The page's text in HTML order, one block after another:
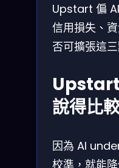
Upstart 偏
信用損失、
否可擴張這
Upstart
說得比
因為 AI
校準，就能